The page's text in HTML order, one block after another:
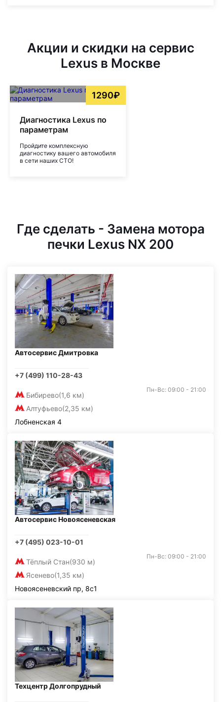
Акции и скидки на сервис
Lexus в Москве
1290₽
Диагностика Lexus по
параметрам
Пройдите комплексную
диагностику вашего автомобиля
в сети наших СТО!
Где сделать - Замена мотора
печки Lexus NX 200
Автосервис Дмитровка
+7 (499) 110-28-43
Бибирево(1,6 км)
Алтуфьево(2,35 км)
Пн-Вс: 09:00 - 21:00
Лобненская 4
Автосервис Новоясеневская
+7 (495) 023-10-01
Тёплый Стан(930 м)
Ясенево(1,35 км)
Пн-Вс: 09:00 - 21:00
Новоясеневский пр, 8с1
Техцентр Долгопрудный